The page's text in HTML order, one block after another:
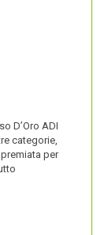
D’Oro ADI
categorie,
per